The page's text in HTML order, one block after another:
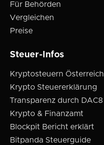
Für Behörden
Vergleichen
Preise
Steuer-Infos
Kryptosteuern Österreich
Krypto Steuererklärung
Transparenz durch DAC8
Krypto & Finanzamt
Blockpit Bericht erklärt
Bitpanda Steuerguide